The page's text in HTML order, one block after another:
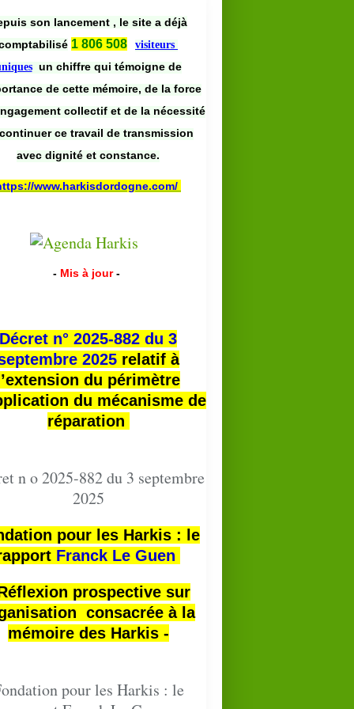
son lancement , le site a déjà
1 806 508
visiteurs
un chiffre qui témoigne de
de cette mémoire, de la force
collectif et de la nécessité
ce travail de transmission
avec dignité et constance.
www.harkisdordogne.com/
- Mis à jour -
Décret n° 2025-882 du 3
2025relatif à
du périmètre
du mécanisme de
réparation
n o 2025-882 du 3 septembre
2025
pour les Harkis : le
Franck Le Guen
prospective sur
consacrée à la
mémoire des Harkis -
pour les Harkis : le